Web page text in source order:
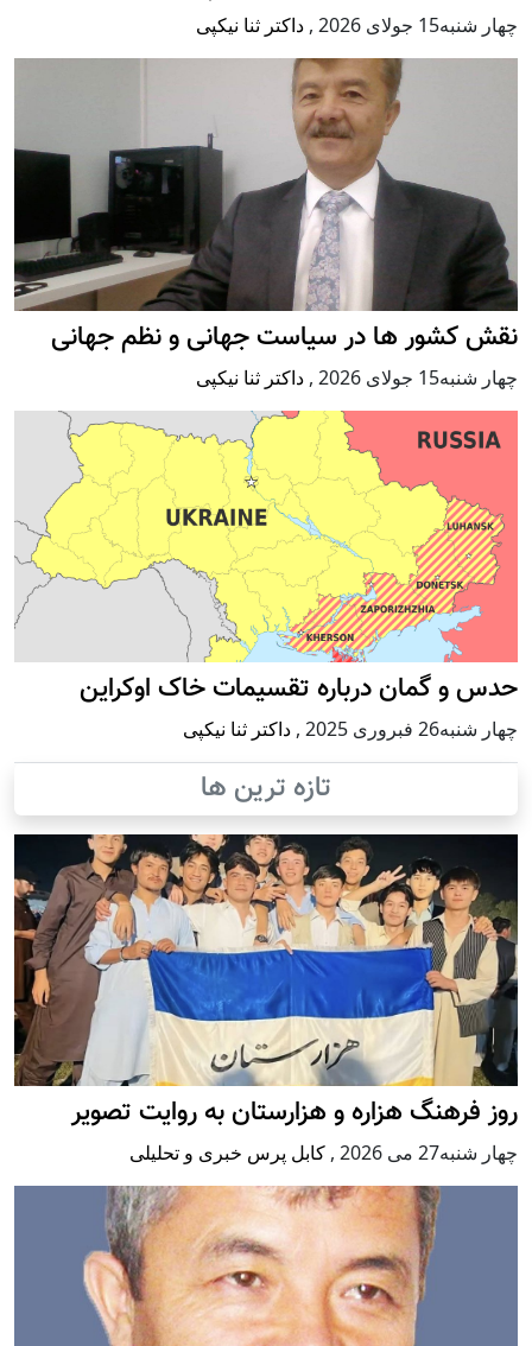
چهار شنبه15 جولای 2026 , داکتر ثنا نیکپی
نقش کشور ها در سیاست جهانی و نظم جهانی
چهار شنبه15 جولای 2026 , داکتر ثنا نیکپی
حدس و گمان درباره تقسیمات خاک اوکراین
چهار شنبه26 فبروری 2025 , داکتر ثنا نیکپی
تازه ترین ها
روز فرهنگ هزاره و هزارستان به روایت تصویر
چهار شنبه27 می 2026 , کابل پرس خبری و تحلیلی